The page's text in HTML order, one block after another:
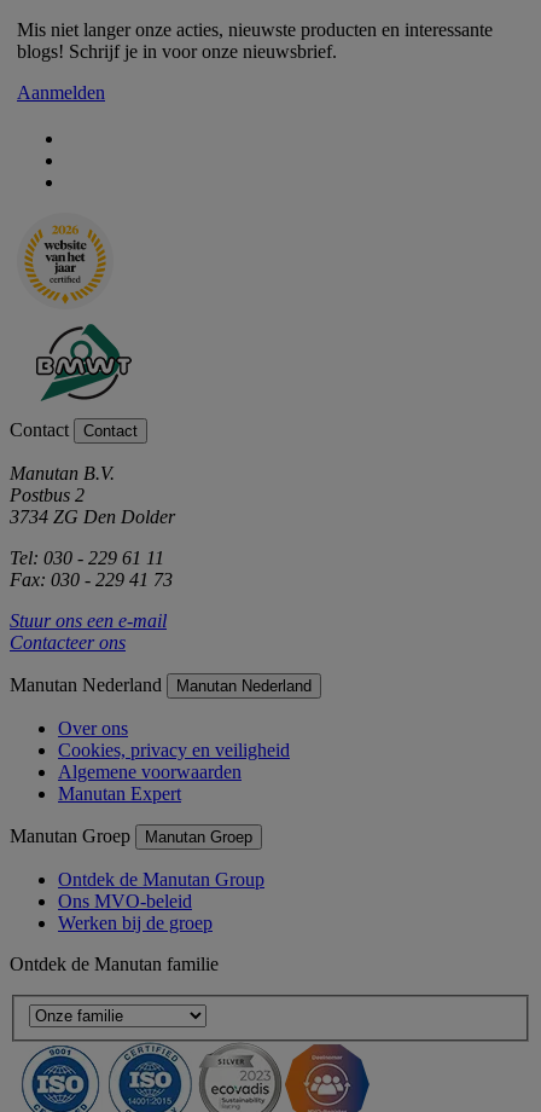
Mis niet langer onze acties, nieuwste producten en interessante
blogs! Schrijf je in voor onze nieuwsbrief.
Aanmelden
Contact Contact
Manutan B.V.
Postbus 2
3734 ZG Den Dolder
Tel: 030 - 229 61 11
Fax: 030 - 229 41 73
Stuur ons een e-mail
Contacteer ons
Manutan Nederland Manutan Nederland
Over ons
Cookies, privacy en veiligheid
Algemene voorwaarden
Manutan Expert
Manutan Groep Manutan Groep
Ontdek de Manutan Group
Ons MVO-beleid
Werken bij de groep
Ontdek de Manutan familie